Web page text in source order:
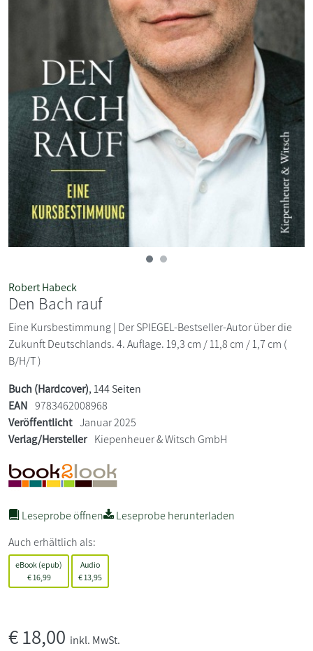
Robert Habeck
Den Bach rauf
Eine Kursbestimmung | Der SPIEGEL-Bestseller-Autor über die
Zukunft Deutschlands. 4. Auflage. 19,3 cm / 11,8 cm / 1,7 cm (
B/H/T )
Buch (Hardcover), 144 Seiten
EAN 9783462008968
Veröffentlicht Januar 2025
Verlag/Hersteller Kiepenheuer & Witsch GmbH
Leseprobe öffnen
Leseprobe herunterladen
Auch erhältlich als:
eBook (epub)
€16,99
Audio
€13,95
€18,00 inkl. MwSt.